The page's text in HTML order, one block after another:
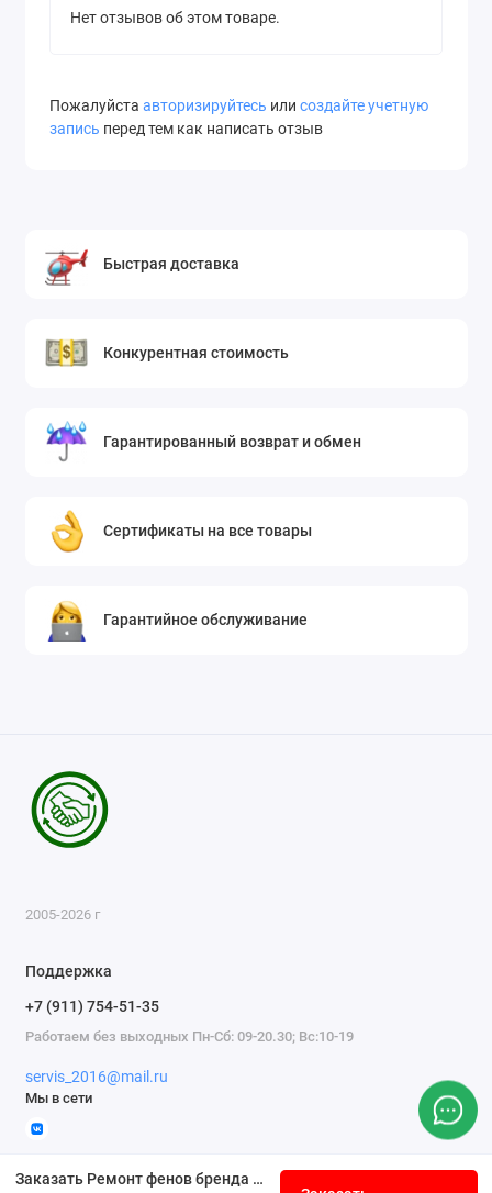
Заказать Ремонт фенов бренда Rowenta
Нет отзывов об этом товаре.
Пожалуйста авторизируйтесь или создайте учетную
запись перед тем как написать отзыв
Быстрая доставка
Конкурентная стоимость
Гарантированный возврат и обмен
Сертификаты на все товары
Гарантийное обслуживание
2005-2026 г
Поддержка
+7 (911) 754-51-35
Работаем без выходных Пн-Сб: 09-20.30; Вс:10-19
servis_2016@mail.ru
Мы в сети